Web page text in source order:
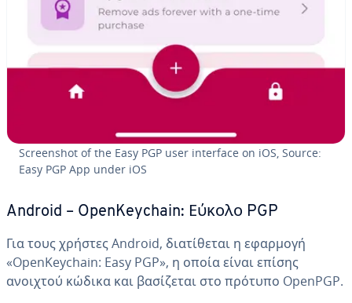
Screenshot of the Easy PGP user interface on iOS, Source:
Easy PGP App under iOS
Android – OpenKeychain: Εύκολο PGP
Για τους χρήστες Android, διατίθεται η εφαρμογή
«OpenKeychain: Easy PGP», η οποία είναι επίσης
ανοιχτού κώδικα και βασίζεται στο πρότυπο OpenPGP.